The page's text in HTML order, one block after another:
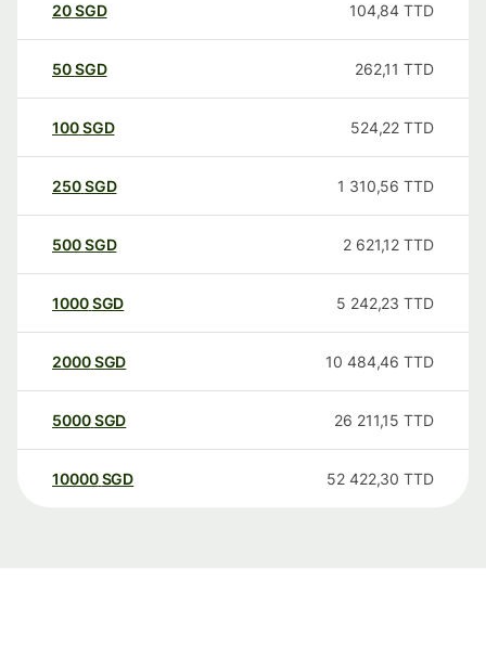
20SGD 104,84 TTD
50SGD 262,11 TTD
100SGD 524,22 TTD
250SGD 1 310,56 TTD
500SGD 2 621,12 TTD
1000SGD 5 242,23 TTD
2000SGD 10 484,46 TTD
5000SGD 26 211,15 TTD
10000 SGD 52 422,30 TTD